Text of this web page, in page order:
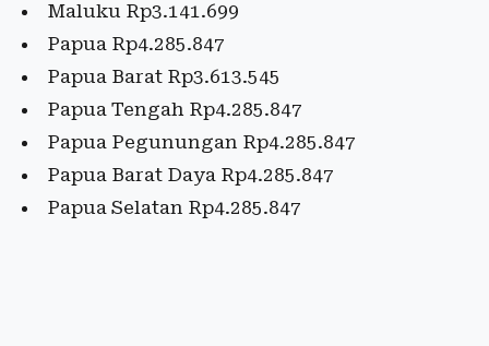
Maluku Rp3.141.699
Papua Rp4.285.847
Papua Barat Rp3.613.545
Papua Tengah Rp4.285.847
Papua Pegunungan Rp4.285.847
Papua Barat Daya Rp4.285.847
Papua Selatan Rp4.285.847